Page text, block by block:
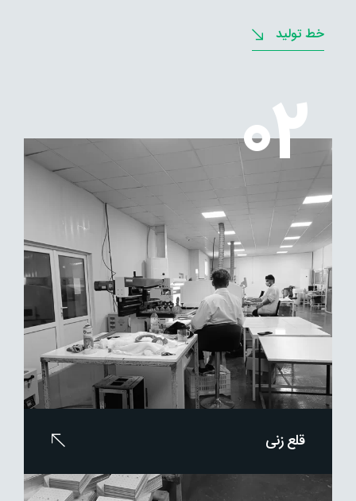
خط تولید
۰۲
قلع زنی